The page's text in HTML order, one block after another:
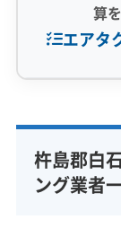
算
エアタ
完全分解洗浄
資格保有スタ
杵島郡白
ング業者